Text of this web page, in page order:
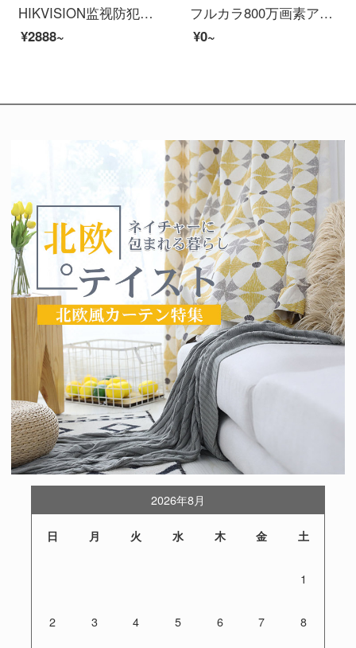
HIKVISION监视防犯人カメラ200万400万500万HDラインイーターネティックテレビ室内半球スホリモで家庭用モニタイDS-2327 DWD-L 4 MM
¥2888~
フルカラ800万画素アップグレード版2.5 Kスーパークリークラブクラブ監視アンチカーメラ家用オンラインオンラインオンラインオンラインで256万円を継続します。
¥0~
2026年8月
日 月 火 水 木 金 土
1
2 3 4 5 6 7 8